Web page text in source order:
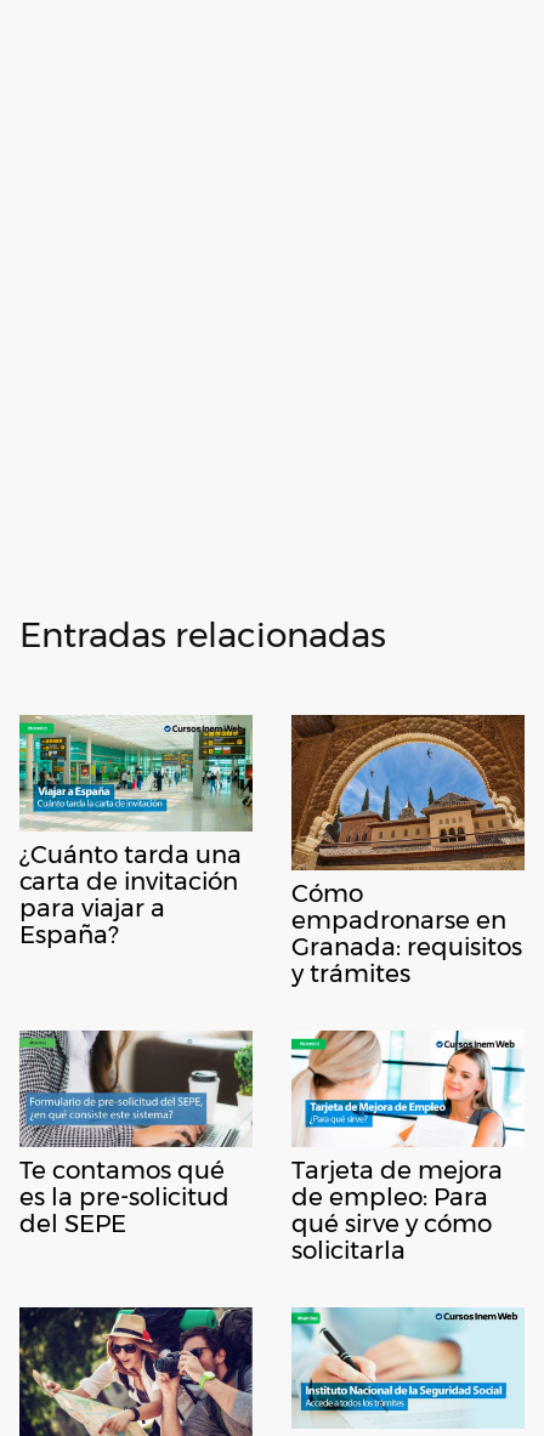
Entradas relacionadas
¿Cuánto tarda una
carta de invitación
para viajar a
España?
Cómo
empadronarse en
Granada: requisitos
y trámites
Te contamos qué
es la pre-solicitud
del SEPE
Tarjeta de mejora
de empleo: Para
qué sirve y cómo
solicitarla